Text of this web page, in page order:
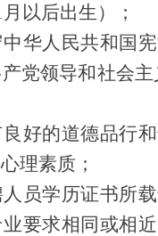
月以后出生）；
中华人民共和国
党领导和社会主
良好的道德品行
理素质；
人员学历证书所
要求相同或相